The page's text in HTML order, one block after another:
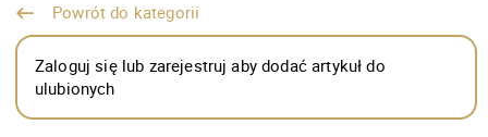
Powrót do kategorii
Zaloguj się lub zarejestruj aby dodać artykuł do
ulubionych